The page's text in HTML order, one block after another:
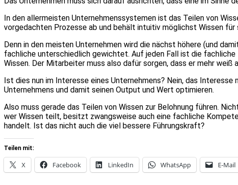
In den allermeisten Unternehmenssystemen ist das Teilen von
vorgedachten Prozesse ab und behält intuitiv möglichst Wissen
Denn in den meisten Unternehmen wird die nächst höhere (und
fachliche unterschiedlich gewichtet. Auf jeden Fall ist die
Wissen. Der Mitarbeiter muss also dafür sorgen, dass er mehr
Ist dies nun im Interesse eines Unternehmens? Nein, das
Unternehmens und damit seinen Output und Wert optimieren.
Also muss gerade das Teilen von Wissen zur Belohnung führen.
wer Wissen teilt, besitzt zwangsweise auch eine fachliche
handelt. Ist das nicht auch die viel bessere Führungskraft?
Teilen mit:
X Facebook LinkedIn WhatsApp E-Mail